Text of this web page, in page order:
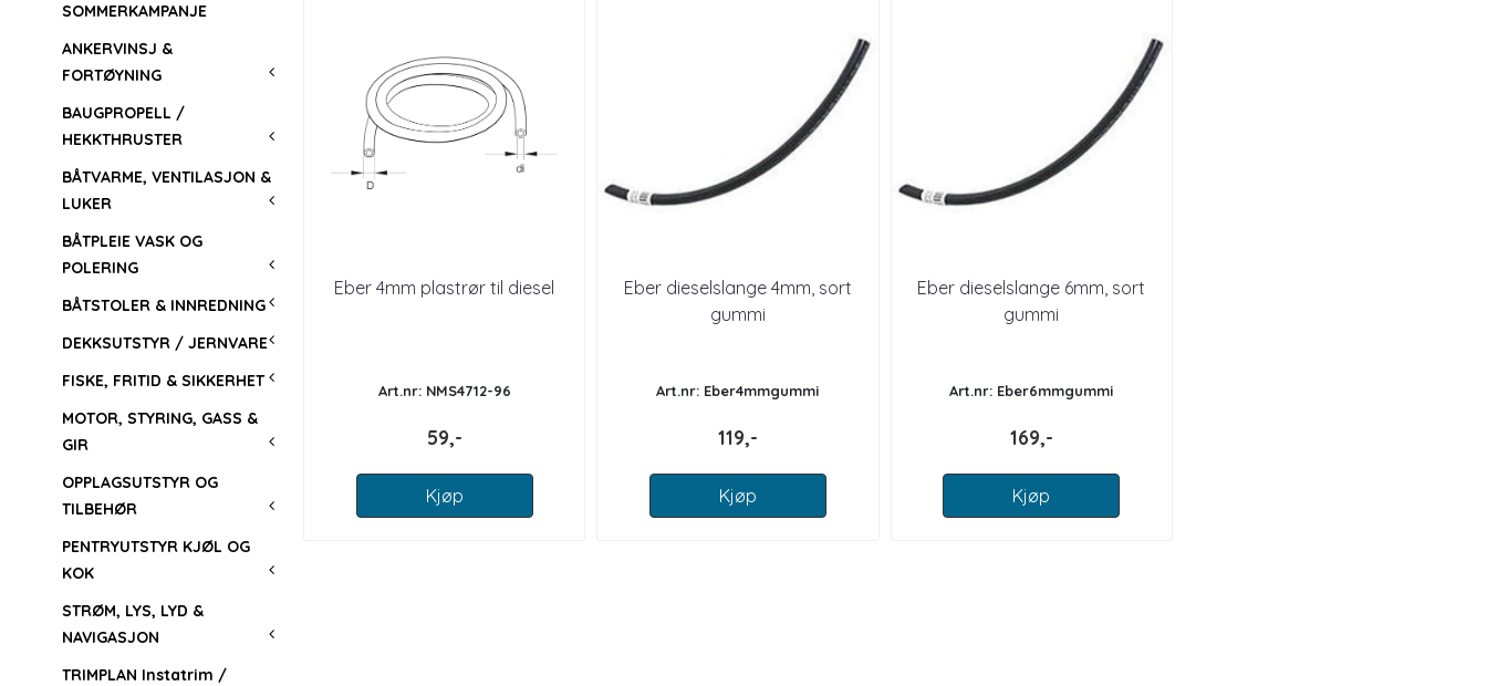
SOMMERKAMPANJE
ANKERVINSJ &
FORTØYNING
BAUGPROPELL /
HEKKTHRUSTER
BÅTVARME, VENTILASJON &
LUKER
BÅTPLEIE VASK OG
POLERING
BÅTSTOLER & INNREDNING
DEKKSUTSTYR / JERNVARE
FISKE, FRITID & SIKKERHET
MOTOR, STYRING, GASS &
GIR
OPPLAGSUTSTYR OG
TILBEHØR
PENTRYUTSTYR KJØL OG
KOK
STRØM, LYS, LYD &
NAVIGASJON
TRIMPLAN Instatrim /
Eber 4mm plastrør til diesel
Art.nr: NMS4712-96
59,-
Kjøp
Eber dieselslange 4mm, sort
gummi
Art.nr: Eber4mmgummi
119,-
Kjøp
Eber dieselslange 6mm, sort
gummi
Art.nr: Eber6mmgummi
169,-
Kjøp